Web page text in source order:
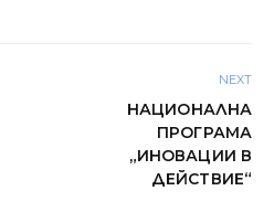
NEXT
НАЦИОНАЛНА
ПРОГРАМА
„ИНОВАЦИИ В
ДЕЙСТВИЕ“